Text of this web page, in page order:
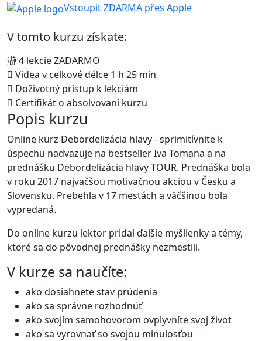
Vstoupit ZDARMA přes Apple
V tomto kurzu získate:
4 lekcie ZADARMO
Videa v celkové délce 1 h 25 min
Doživotný prístup k lekciám
Certifikát o absolvovaní kurzu
Popis kurzu
Online kurz Debordelizácia hlavy - sprimitívnite k
úspechu nadväzuje na bestseller Iva Tomana a na
prednášku Debordelizácia hlavy TOUR. Prednáška bola
v roku 2017 najväčšou motivačnou akciou v Česku a
Slovensku. Prebehla v 17 mestách a väčšinou bola
vypredaná.
Do online kurzu lektor pridal ďalšie myšlienky a témy,
ktoré sa do pôvodnej prednášky nezmestili.
V kurze sa naučíte:
ako dosiahnete stav prúdenia
ako sa správne rozhodnúť
ako svojím samohovorom ovplyvníte svoj život
ako sa vyrovnať so svojou minulosťou